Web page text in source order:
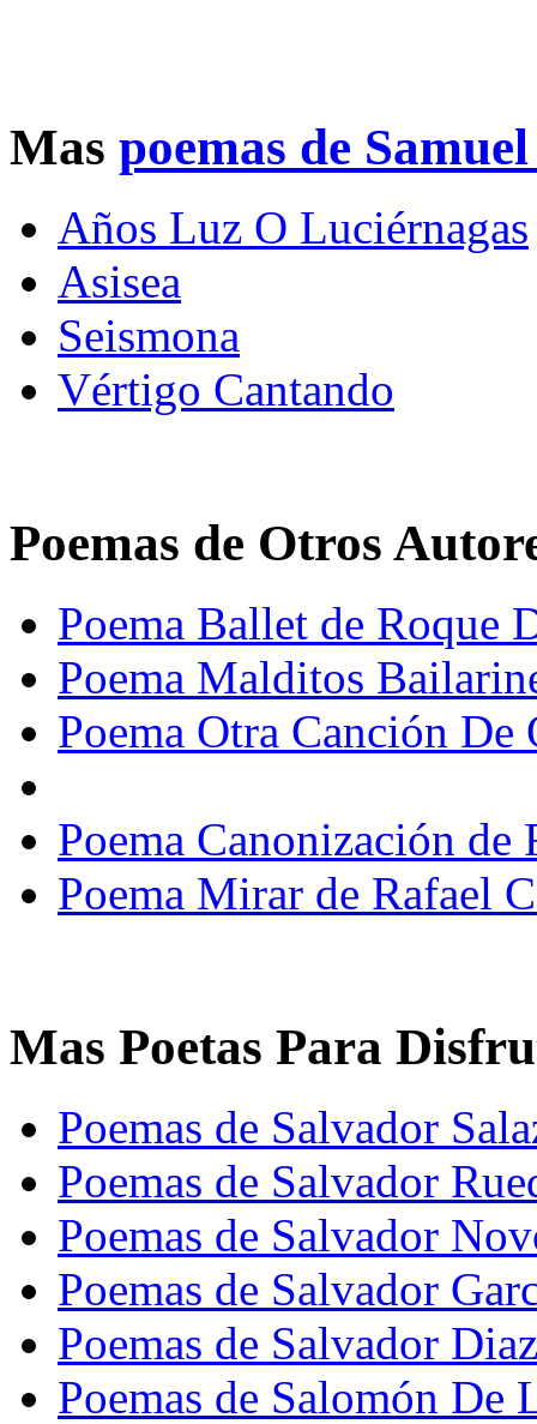
Mas poemas de
Años Luz O Luciérnagas
Asisea
Seismona
Vértigo Cantando
Poemas de Otros
Poema Ballet de Roque
Poema Malditos
Poema Otra Canción
Poema Canonización de
Poema Mirar de Rafael
Mas Poetas Para
Poemas de Salvador
Poemas de Salvador
Poemas de Salvador
Poemas de Salvador
Poemas de Salvador
Poemas de Salomón De